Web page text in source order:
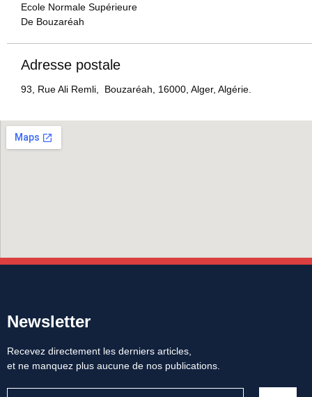
Ecole Normale Supérieure
De Bouzaréah
Adresse postale
93, Rue Ali Remli, Bouzaréah, 16000, Alger, Algérie.
Newsletter
Recevez directement les derniers articles,
et ne manquez plus aucune de nos publications.